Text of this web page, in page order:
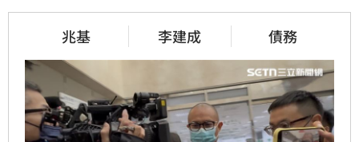
兆基 李建成 債務